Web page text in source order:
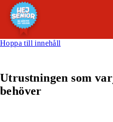
Hoppa till innehåll
Utrustningen som
behöver